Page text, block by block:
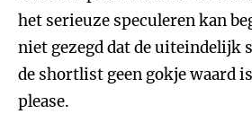
het serieuze speculeren kan
niet gezegd dat de uiteindelijk
de shortlist geen gokje waard
please.